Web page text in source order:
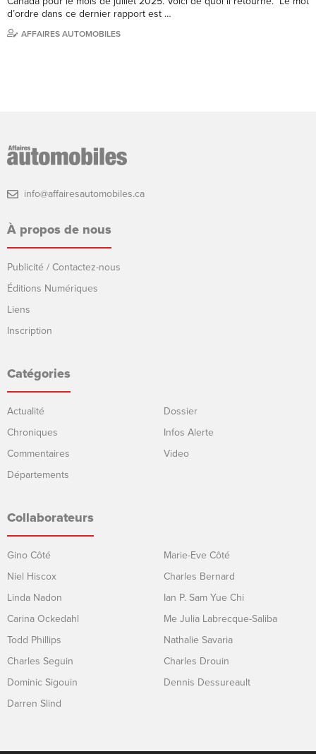
d’ordre dans ce dernier rapport est …
AFFAIRES AUTOMOBILES
info@affairesautomobiles.ca
À propos de nous
Publicité / Contactez-nous
Éditions Numériques
Liens
Inscription
Catégories
Actualité
Chroniques
Commentaires
Départements
Dossier
Infos Alerte
Video
Collaborateurs
Gino Côté
Niel Hiscox
Linda Nadon
Carina Ockedahl
Todd Phillips
Charles Seguin
Dominic Sigouin
Darren Slind
Marie-Eve Côté
Charles Bernard
Ian P. Sam Yue Chi
Me Julia Labrecque-Saliba
Nathalie Savaria
Charles Drouin
Dennis Dessureault